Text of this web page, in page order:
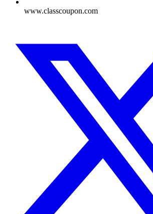
www.classcoupon.com